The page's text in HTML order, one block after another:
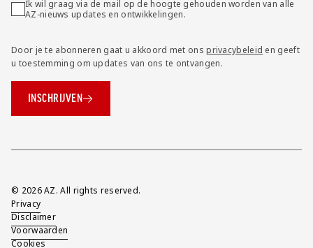
Ik wil graag via de mail op de hoogte gehouden worden van alle
AZ-nieuws updates en ontwikkelingen.
Door je te abonneren gaat u akkoord met onsprivacybeleid en geeft
u toestemming om updates van ons te ontvangen.
INSCHRIJVEN
Overig
© 2026 AZ. All rights reserved.
Privacy
Disclaimer
Voorwaarden
Cookies